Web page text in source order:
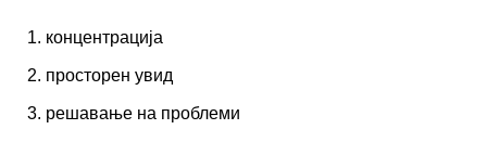
концентрација
просторен увид
решавање на проблеми